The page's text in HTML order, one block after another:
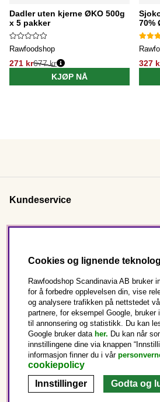
Dadler uten kjerne ØKO 500g
x 5 pakker
Rawfoodshop
271 kr677 kr
KJØP NÅ
70%
327
Kundeservice
Dette er Rawfoodshop
Norge
Cookies og lignende
Rawfoodshop Scandinavia AB bruker
for å forbedre opplevelsen din, vise
og analysere trafikken på nettstedet
partnere, for eksempel Google, bruker
til annonsering og statistikk. Du kan
Google bruker data her. Du kan når
innstillingene dine via knappen
informasjon finner du i vår
cookiepolicy
Innstillinger
Godta og